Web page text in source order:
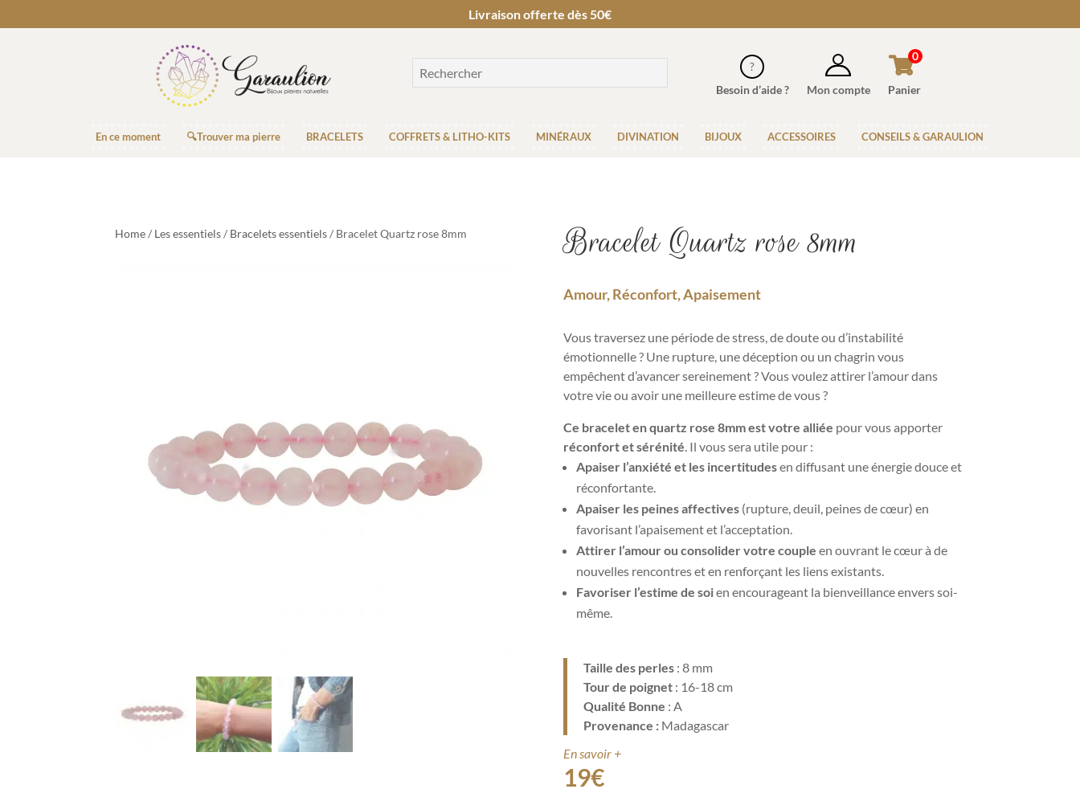
Livraison offerte dès 50€
Besoin d’aide ? Mon compte Panier
0
En ce moment 🔍Trouver ma pierre BRACELETS COFFRETS & LITHO-KITS MINÉRAUX DIVINATION BIJOUX ACCESSOIRES CONSEILS & GARAULION
Home/ Les essentiels/ Bracelets essentiels/ Bracelet Quartz rose 8mm Bracelet Quartz rose 8mm
Amour, Réconfort, Apaisement
Vous traversez une période de stress, de doute ou d’instabilité
émotionnelle ? Une rupture, une déception ou un chagrin vous
empêchent d’avancer sereinement ? Vous voulez attirer l’amour dans
votre vie ou avoir une meilleure estime de vous ?
Ce bracelet en quartz rose 8mm est votre alliée pour vous apporter
réconfort et sérénité. Il vous sera utile pour :
Apaiser l’anxiété et les incertitudesen diffusant une énergie douce et
réconfortante.
Apaiser les peines affectives (rupture, deuil, peines de cœur) en
favorisant l’apaisement et l’acceptation.
Attirer l’amour ou consolider votre couple en ouvrant le cœur à de
nouvelles rencontres et en renforçant les liens existants.
Favoriser l’estime de soien encourageant la bienveillance envers soi-
même.
Taille des perles : 8 mm
Tour de poignet : 16-18 cm
Qualité Bonne : A
Provenance : Madagascar
En savoir +
19€